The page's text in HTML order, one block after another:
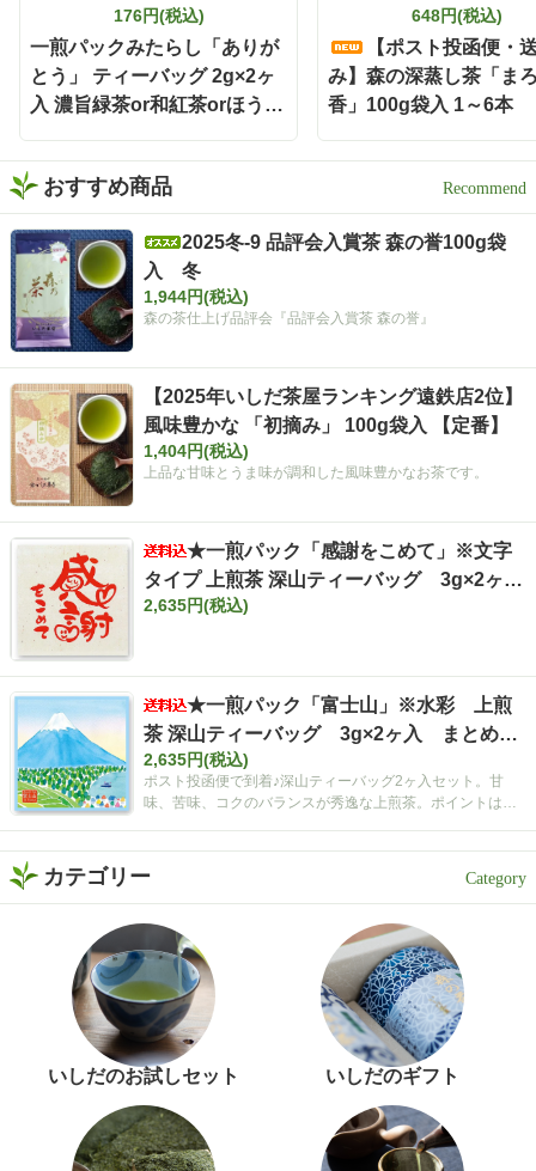
がバランスよく重なって、
すっきり飲みやすい一杯に
✨ 食事と一緒に楽しみやす
く、いつもの晩酌がちょっ
🕐 濃い緑茶が好きな方に
は、この味わいをぜひ一度
体験してほしい🌿 もちろん
静岡割だけでなく、お湯出
しでも水出しも出来ますよ
🍵 暑い日は冷たい水出し緑
茶、ほっとしたい時間には
温かい緑茶、夜は静岡割
と、その日の気分に合わせ
て楽しめます✨ しかもティ
ーバッグだから準備も簡単
で、飲み終わった後の茶殻
の後始末も手軽🗑️ 本格的な
お茶をもっと身近に楽しみ
たい時にも嬉しい存在です
🌿 お茶どころ静岡ならでは
の、新しい晩酌スタイル
「静岡割」 お酒好きさんも
緑茶好きさんも、保存して
おうち時間に試してみてく
ださい✨ インスタグラム @i
shidachaya 商品サイト http
s://www.ishida-chaya.com/k
タイアップ#静岡割#濃旨緑
茶ティーバッグ
176円(税込)
一煎パックみたらし「ありが
とう」 ティーバッグ 2g×2ヶ
入 濃旨緑茶or和紅茶orほうじ
648円(税込)
【ポスト投函便・
み】森の深蒸し茶「ま
香」100g袋入 1～6本
おすすめ商品
2025冬-9 品評会入賞茶 森の誉100g袋
入 冬
1,944円(税込)
森の茶仕上げ品評会『品評会入賞茶 森の誉』
【2025年いしだ茶屋ランキング遠鉄店2位】
風味豊かな 「初摘み」 100g袋入 【定番】
1,404円(税込)
上品な甘味とうま味が調和した風味豊かなお茶です。
★一煎パック「感謝をこめて」※文字
タイプ 上煎茶 深山ティーバッグ 3g×2ヶ
入 まとめ買いセット【ポスト投函便・送料
2,635円(税込)
★一煎パック「富士山」※水彩 上煎
茶 深山ティーバッグ 3g×2ヶ入 まとめ買
いセット【ポスト投函便・送料込み】
2,635円(税込)
ポスト投函便で到着♪深山ティーバッグ2ヶ入セット。甘
味、苦味、コクのバランスが秀逸な上煎茶。ポイントは空
カテゴリー
いしだのお試しセット いしだのギフト